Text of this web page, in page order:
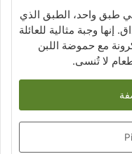
في طبق واحد، الطبق الذي
وجبة مثالية للعائلة
مع حموضة اللبن
لا تُنسى.